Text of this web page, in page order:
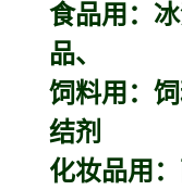
食品用：
品、
饲料用：
结剂
化妆品用